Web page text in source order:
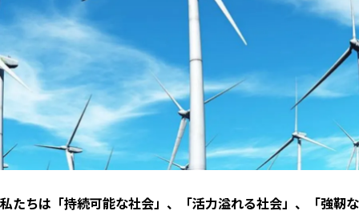
私たちは「持続可能な社会」、「活力溢れる社会」、「強靭な